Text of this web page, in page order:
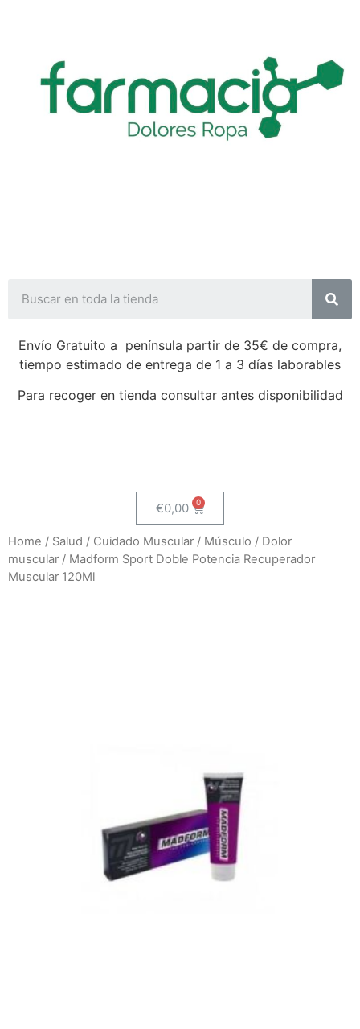
Envío Gratuito a península partir de 35€ de compra,
tiempo estimado de entrega de 1 a 3 días laborables
Para recoger en tienda consultar antes disponibilidad
€0,00
Home / Salud / Cuidado Muscular / Músculo / Dolor
muscular / Madform Sport Doble Potencia Recuperador
Muscular 120Ml